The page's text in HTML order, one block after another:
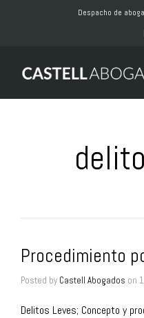
Despacho de
Procedimiento
Posted by Castell Abogados on
Delitos Leves; Concepto y